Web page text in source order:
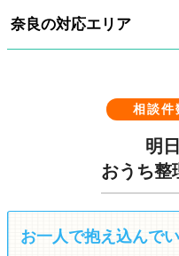
奈良の対応エリア
相談件
明
おうち整
お一人で抱え込んで